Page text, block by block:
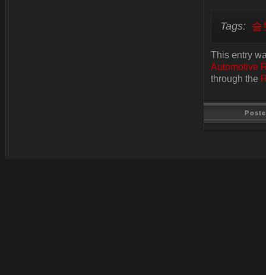
Tags: 슬
This entry
Automotive
through the